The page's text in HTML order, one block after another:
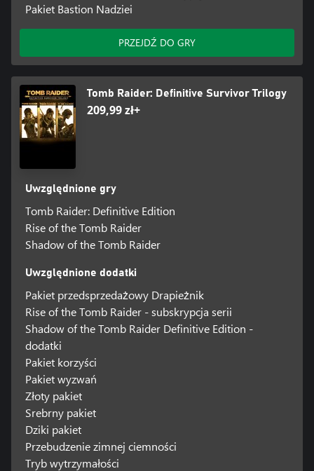
Pakiet Bastion Nadziei
PRZEJDŹ DO GRY
Tomb Raider: Definitive Survivor Trilogy
209,99 zł+
Uwzględnione gry
Tomb Raider: Definitive Edition
Rise of the Tomb Raider
Shadow of the Tomb Raider
Uwzględnione dodatki
Pakiet przedsprzedażowy Drapieżnik
Rise of the Tomb Raider - subskrypcja serii
Shadow of the Tomb Raider Definitive Edition -
dodatki
Pakiet korzyści
Pakiet wyzwań
Złoty pakiet
Srebrny pakiet
Dziki pakiet
Przebudzenie zimnej ciemności
Tryb wytrzymałości